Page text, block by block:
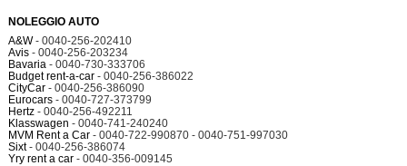
NOLEGGIO AUTO
A&W- 0040-256-202410
Avis- 0040-256-203234
Bavaria - 0040-730-333706
Budget rent-a-car- 0040-256-386022
CityCar- 0040-256-386090
Eurocars- 0040-727-373799
Hertz- 0040-256-492211
Klasswagen - 0040-741-240240
MVM Rent a Car- 0040-722-990870 - 0040-751-997030
Sixt- 0040-256-386074
Yry rent a car- 0040-356-009145